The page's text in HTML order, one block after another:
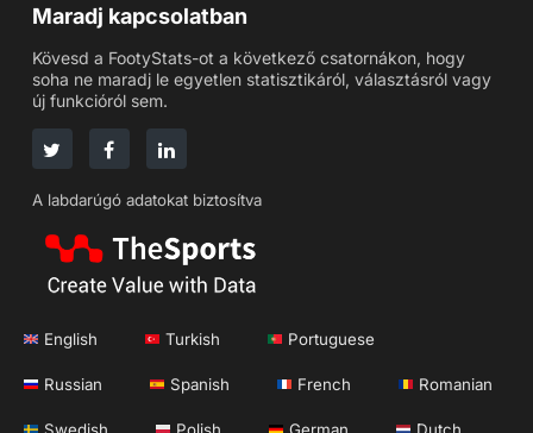
Maradj kapcsolatban
Kövesd a FootyStats-ot a következő csatornákon, hogy
soha ne maradj le egyetlen statisztikáról, választásról vagy
új funkcióról sem.
A labdarúgó adatokat biztosítva
English Turkish Portuguese
Russian Spanish French Romanian